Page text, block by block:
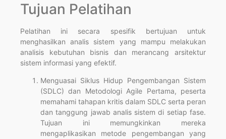
Tujuan Pelatihan
Pelatihan ini secara spesifik bertujuan untuk
menghasilkan analis sistem yang mampu melakukan
analisis kebutuhan bisnis dan merancang arsitektur
sistem informasi yang efektif.
Menguasai Siklus Hidup Pengembangan Sistem
(SDLC) dan Metodologi Agile Pertama, peserta
memahami tahapan kritis dalam SDLC serta peran
dan tanggung jawab analis sistem di setiap fase.
Tujuan ini memungkinkan mereka
mengaplikasikan metode pengembangan yang